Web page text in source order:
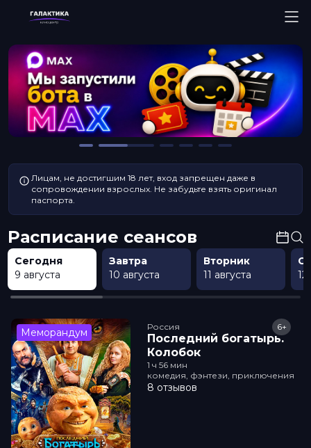
Лицам, не достигшим 18 лет, вход запрещен даже в
сопровождении взрослых. Не забудьте взять оригинал
паспорта.
Расписание сеансов
Сегодня
9 августа
Завтра
10 августа
Вторник
11 августа
12
Меморандум Россия
Последний богатырь.
Колобок
6+
1 ч 56 мин
комедия, фэнтези, приключения
8 отзывов